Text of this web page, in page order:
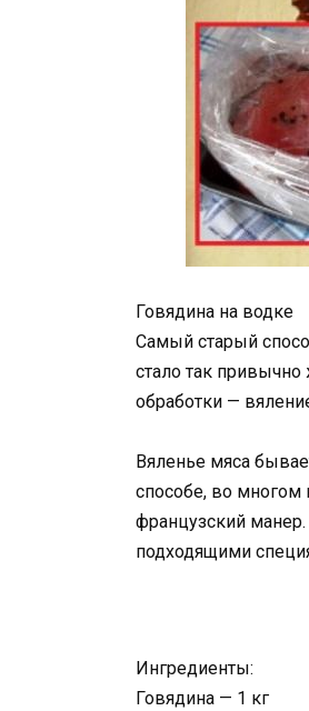
Говядина на водке
Самый старый
стало так привычно
обработки —
Вяленье мяса
способе, во
французский манер.
подходящими
Ингредиенты:
Говядина — 1 кг